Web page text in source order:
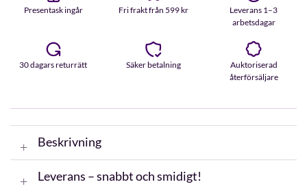
Presentask ingår Fri frakt från 599 kr
Leverans 1–3
arbetsdagar
30 dagars returrätt Säker betalning
Auktoriserad
återförsäljare
Beskrivning
Leverans – snabbt och smidigt!